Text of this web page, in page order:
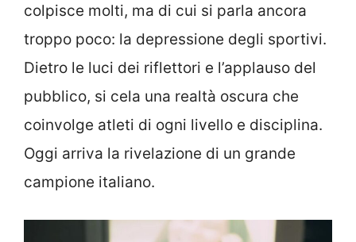
colpisce molti, ma di cui si parla ancora
troppo poco: la depressione degli sportivi.
Dietro le luci dei riflettori e l’applauso del
pubblico, si cela una realtà oscura che
coinvolge atleti di ogni livello e disciplina.
Oggi arriva la rivelazione di un grande
campione italiano.